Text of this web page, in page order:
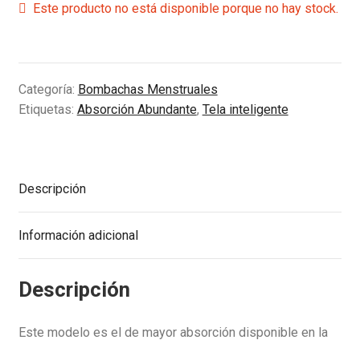
Este producto no está disponible porque no hay stock.
Categoría: Bombachas Menstruales
Etiquetas: Absorción Abundante, Tela inteligente
Descripción
Información adicional
Descripción
Este modelo es el de mayor absorción disponible en la